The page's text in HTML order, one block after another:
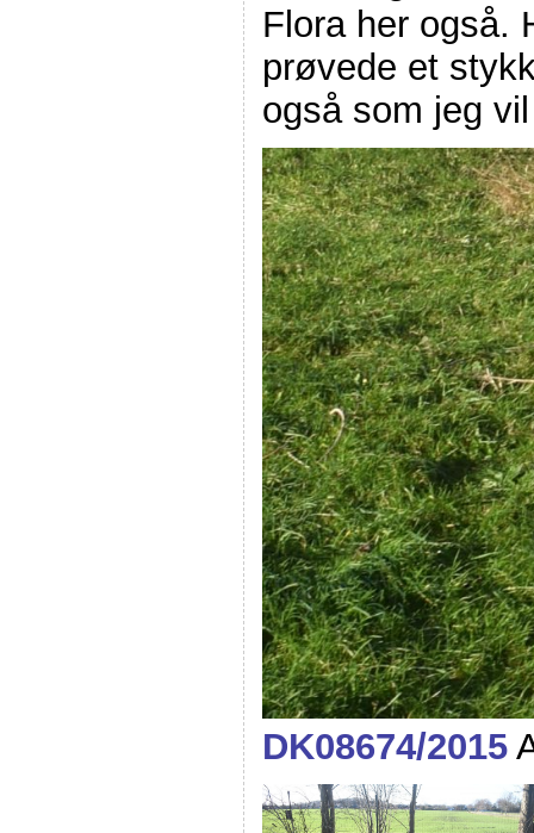
Flora her også.
prøvede et
også som jeg
DK08674/2015